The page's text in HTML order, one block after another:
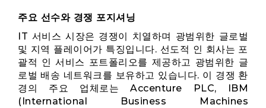
주요 선수와 경쟁 포지셔닝
IT 서비스 시장은 경쟁이 치열하며 광범위한 글로벌
및 지역 플레이어가 특징입니다. 선도적 인 회사는 포
괄적 인 서비스 포트폴리오를 제공하고 광범위한 글
로벌 배송 네트워크를 보유하고 있습니다. 이 경쟁 환
경의 주요 업체로는 Accenture PLC, IBM
(International Business Machines